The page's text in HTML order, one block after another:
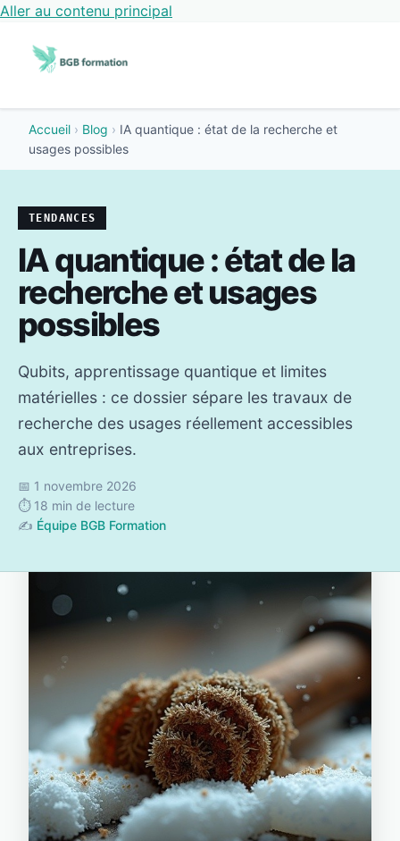
Aller au contenu principal
Accueil › Blog › IA quantique : état de la recherche et
usages possibles
TENDANCES
IA quantique : état de la
recherche et usages
possibles
Qubits, apprentissage quantique et limites
matérielles : ce dossier sépare les travaux de
recherche des usages réellement accessibles
aux entreprises.
📅 1 novembre 2026
⏱️ 18 min de lecture
✍️ Équipe BGB Formation